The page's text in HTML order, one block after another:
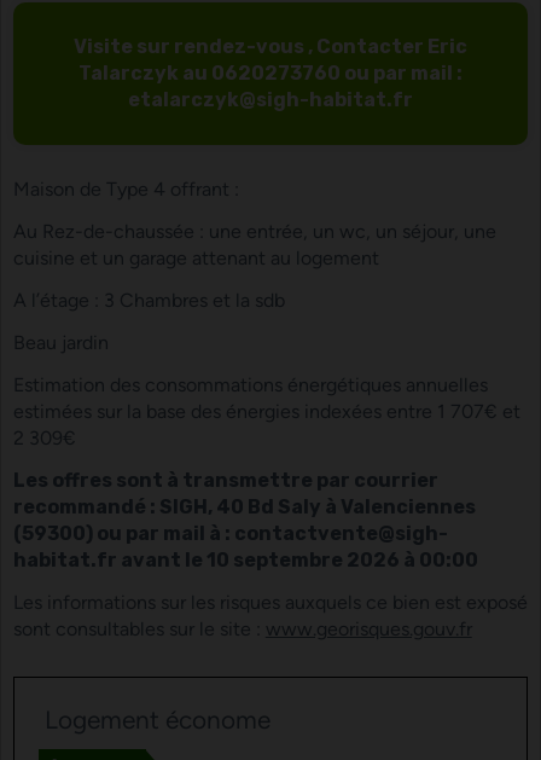
Visite sur rendez-vous , Contacter Eric
Talarczyk au 0620273760 ou par mail :
etalarczyk@sigh-habitat.fr
Maison de Type 4 offrant :
Au Rez-de-chaussée : une entrée, un wc, un séjour, une
cuisine et un garage attenant au logement
A l’étage : 3 Chambres et la sdb
Beau jardin
Estimation des consommations énergétiques annuelles
estimées sur la base des énergies indexées entre 1 707€ et
2 309€
Les offres sont à transmettre par courrier
recommandé : SIGH, 40 Bd Saly à Valenciennes
(59300) ou par mail à : contactvente@sigh-
habitat.fr avant le 10 septembre 2026 à 00:00
Les informations sur les risques auxquels ce bien est exposé
sont consultables sur le site : www.georisques.gouv.fr
Logement économe